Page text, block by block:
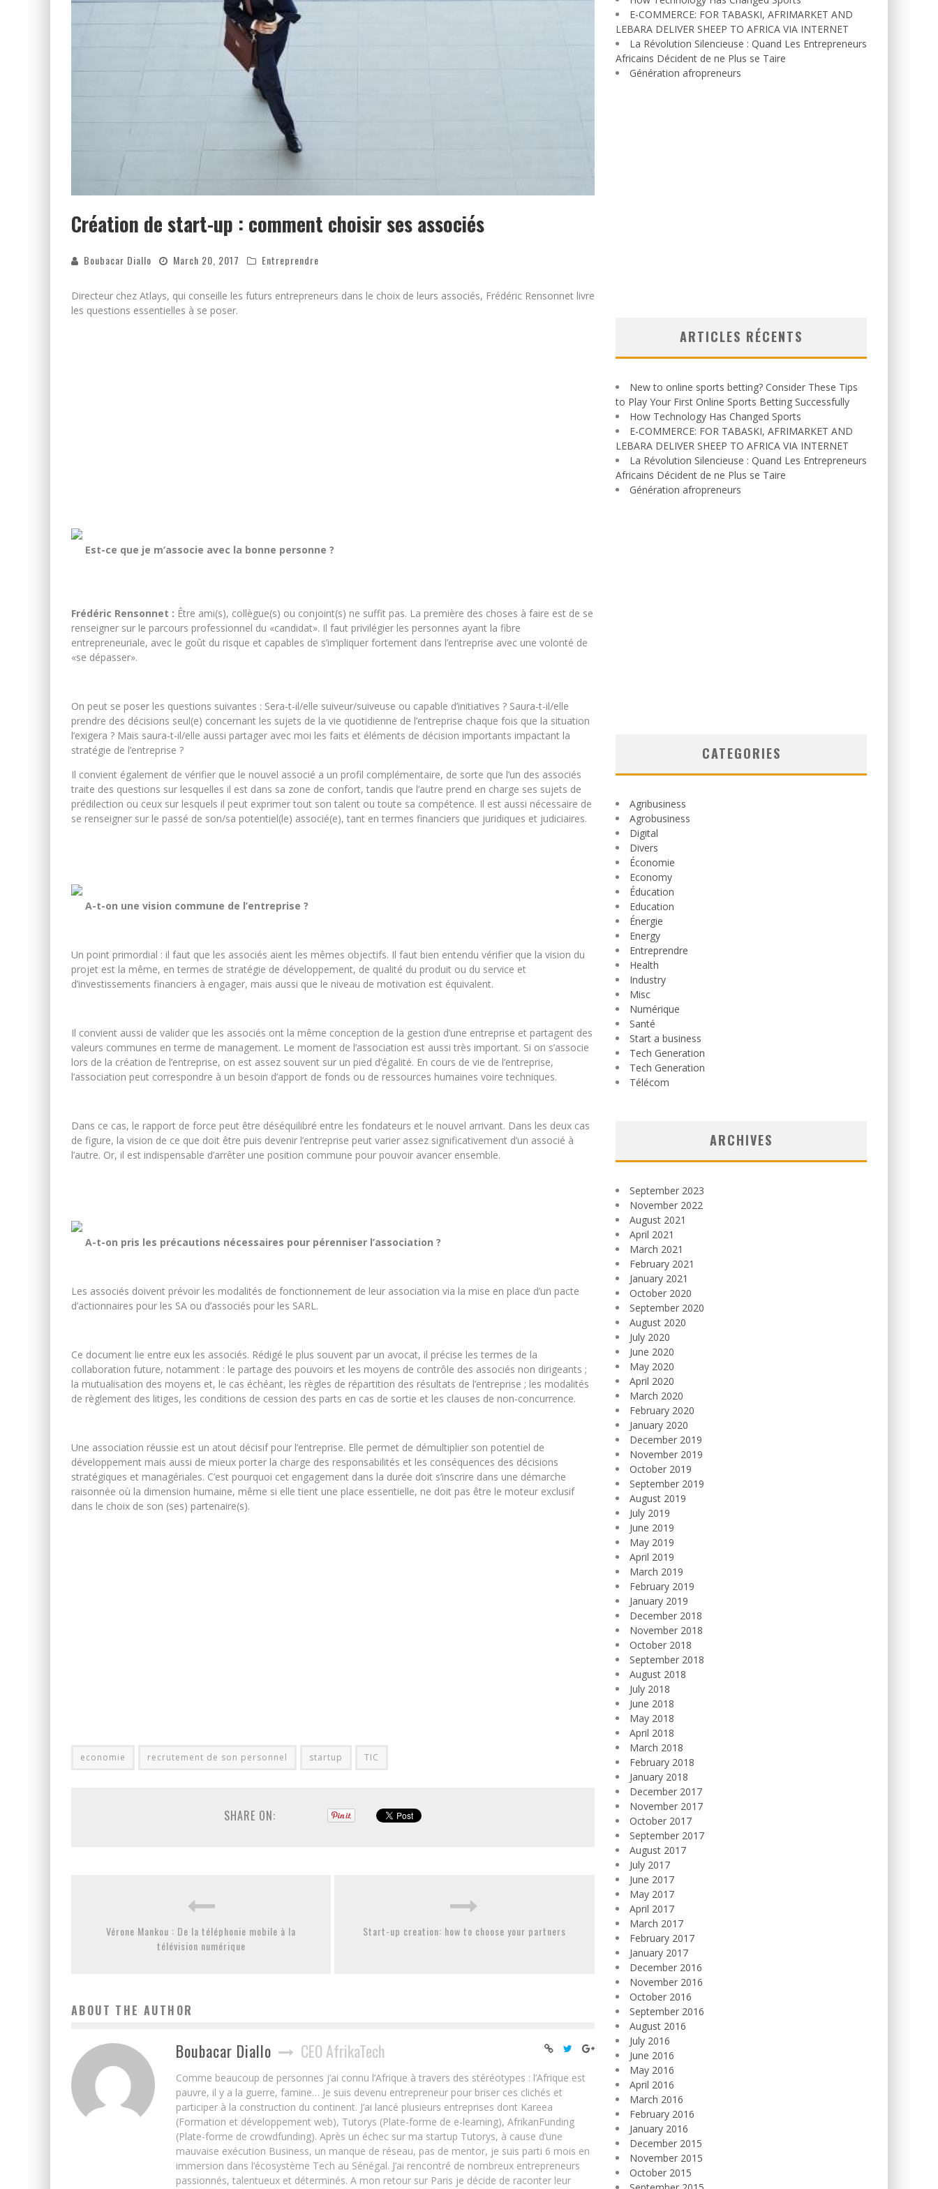
Création de start-up : comment choisir ses associés
Boubacar Diallo March 20, 2017 Entreprendre
Directeur chez Atlays, qui conseille les futurs entrepreneurs dans le choix de leurs associés, Frédéric Rensonnet livre
les questions essentielles à se poser.
Est-ce que je m’associe avec la bonne personne ?
Frédéric Rensonnet : Être ami(s), collègue(s) ou conjoint(s) ne suffit pas. La première des choses à faire est de se
renseigner sur le parcours professionnel du «candidat». Il faut privilégier les personnes ayant la fibre
entrepreneuriale, avec le goût du risque et capables de s’impliquer fortement dans l’entreprise avec une volonté de
«se dépasser».
On peut se poser les questions suivantes : Sera-t-il/elle suiveur/suiveuse ou capable d’initiatives ? Saura-t-il/elle
prendre des décisions seul(e) concernant les sujets de la vie quotidienne de l’entreprise chaque fois que la situation
l’exigera ? Mais saura-t-il/elle aussi partager avec moi les faits et éléments de décision importants impactant la
stratégie de l’entreprise ?
Il convient également de vérifier que le nouvel associé a un profil complémentaire, de sorte que l’un des associés
traite des questions sur lesquelles il est dans sa zone de confort, tandis que l’autre prend en charge ses sujets de
prédilection ou ceux sur lesquels il peut exprimer tout son talent ou toute sa compétence. Il est aussi nécessaire de
se renseigner sur le passé de son/sa potentiel(le) associé(e), tant en termes financiers que juridiques et judiciaires.
A-t-on une vision commune de l’entreprise ?
Un point primordial : il faut que les associés aient les mêmes objectifs. Il faut bien entendu vérifier que la vision du
projet est la même, en termes de stratégie de développement, de qualité du produit ou du service et
d’investissements financiers à engager, mais aussi que le niveau de motivation est équivalent.
Il convient aussi de valider que les associés ont la même conception de la gestion d’une entreprise et partagent des
valeurs communes en terme de management. Le moment de l’association est aussi très important. Si on s’associe
lors de la création de l’entreprise, on est assez souvent sur un pied d’égalité. En cours de vie de l’entreprise,
l’association peut correspondre à un besoin d’apport de fonds ou de ressources humaines voire techniques.
Dans ce cas, le rapport de force peut être déséquilibré entre les fondateurs et le nouvel arrivant. Dans les deux cas
de figure, la vision de ce que doit être puis devenir l’entreprise peut varier assez significativement d’un associé à
l’autre. Or, il est indispensable d’arrêter une position commune pour pouvoir avancer ensemble.
A-t-on pris les précautions nécessaires pour pérenniser l’association ?
Les associés doivent prévoir les modalités de fonctionnement de leur association via la mise en place d’un pacte
d’actionnaires pour les SA ou d’associés pour les SARL.
Ce document lie entre eux les associés. Rédigé le plus souvent par un avocat, il précise les termes de la
collaboration future, notamment : le partage des pouvoirs et les moyens de contrôle des associés non dirigeants ;
la mutualisation des moyens et, le cas échéant, les règles de répartition des résultats de l’entreprise ; les modalités
de règlement des litiges, les conditions de cession des parts en cas de sortie et les clauses de non-concurrence.
Une association réussie est un atout décisif pour l’entreprise. Elle permet de démultiplier son potentiel de
développement mais aussi de mieux porter la charge des responsabilités et les conséquences des décisions
stratégiques et managériales. C’est pourquoi cet engagement dans la durée doit s’inscrire dans une démarche
raisonnée où la dimension humaine, même si elle tient une place essentielle, ne doit pas être le moteur exclusif
dans le choix de son (ses) partenaire(s).
economie recrutement de son personnel startup TIC
SHARE ON:
Vérone Mankou : De la téléphonie mobile à la
télévision numérique
Start-up creation: how to choose your partners
ABOUT THE AUTHOR
Boubacar Diallo CEO AfrikaTech
Comme beaucoup de personnes j’ai connu l’Afrique à travers des stéréotypes : l’Afrique est
pauvre, il y a la guerre, famine… Je suis devenu entrepreneur pour briser ces clichés et
participer à la construction du continent. J’ai lancé plusieurs entreprises dont Kareea
(Formation et développement web), Tutorys (Plate-forme de e-learning), AfrikanFunding
(Plate-forme de crowdfunding). Après un échec sur ma startup Tutorys, à cause d’une
mauvaise exécution Business, un manque de réseau, pas de mentor, je suis parti 6 mois en
immersion dans l’écosystème Tech au Sénégal. J’ai rencontré de nombreux entrepreneurs
passionnés, talentueux et déterminés. A mon retour sur Paris je décide de raconter leur
E-COMMERCE: FOR TABASKI, AFRIMARKET AND
LEBARA DELIVER SHEEP TO AFRICA VIA INTERNET
La Révolution Silencieuse : Quand Les Entrepreneurs
Africains Décident de ne Plus se Taire
Génération afropreneurs
ARTICLES RÉCENTS
New to online sports betting? Consider These Tips
to Play Your First Online Sports Betting Successfully
How Technology Has Changed Sports
E-COMMERCE: FOR TABASKI, AFRIMARKET AND
LEBARA DELIVER SHEEP TO AFRICA VIA INTERNET
La Révolution Silencieuse : Quand Les Entrepreneurs
Africains Décident de ne Plus se Taire
Génération afropreneurs
CATEGORIES
Agribusiness
Agrobusiness
Digital
Divers
Économie
Economy
Éducation
Education
Énergie
Energy
Entreprendre
Health
Industry
Misc
Numérique
Santé
Start a business
Tech Generation
Tech Generation
Télécom
ARCHIVES
September 2023
November 2022
August 2021
April 2021
March 2021
February 2021
January 2021
October 2020
September 2020
August 2020
July 2020
June 2020
May 2020
April 2020
March 2020
February 2020
January 2020
December 2019
November 2019
October 2019
September 2019
August 2019
July 2019
June 2019
May 2019
April 2019
March 2019
February 2019
January 2019
December 2018
November 2018
October 2018
September 2018
August 2018
July 2018
June 2018
May 2018
April 2018
March 2018
February 2018
January 2018
December 2017
November 2017
October 2017
September 2017
August 2017
July 2017
June 2017
May 2017
April 2017
March 2017
February 2017
January 2017
December 2016
November 2016
October 2016
September 2016
August 2016
July 2016
June 2016
May 2016
April 2016
March 2016
February 2016
January 2016
December 2015
November 2015
October 2015